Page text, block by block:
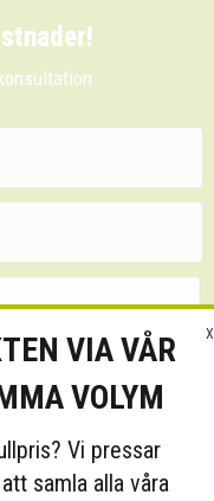
Skicka
X
VIA VÅR
VOLYM
Vi pressar
samla alla våra